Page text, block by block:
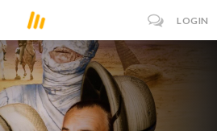
LOGIN